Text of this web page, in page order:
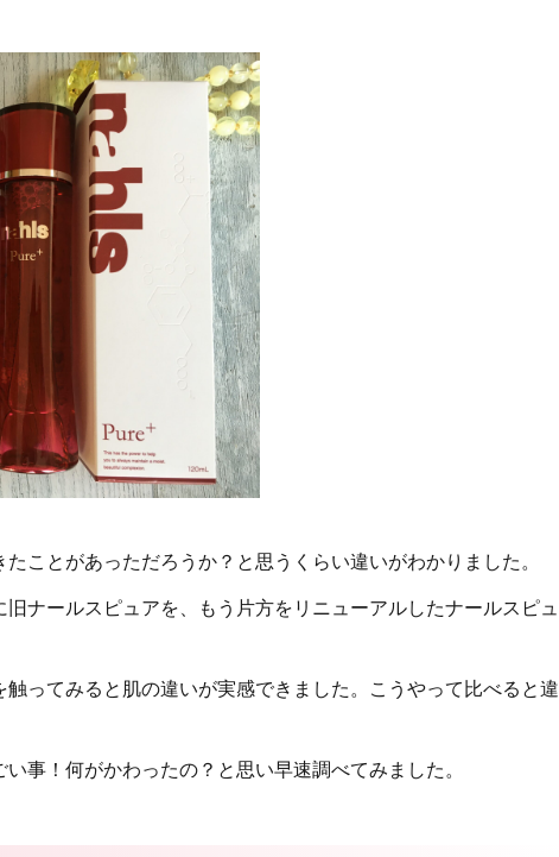
ことがあっただろうか？と思うくらい違いがわかりました。
ナールスピュアを、もう片方をリニューアルしたナールスピュ
ってみると肌の違いが実感できました。こうやって比べると違
い事！何がかわったの？と思い早速調べてみました。